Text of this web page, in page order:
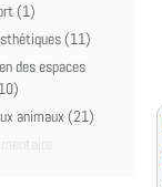
(1)
(11)
des espaces
animaux (21)